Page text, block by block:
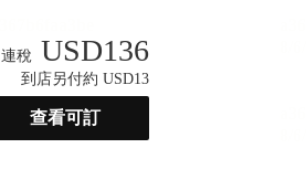
連稅 USD136
到店另付約 USD13
查看可訂